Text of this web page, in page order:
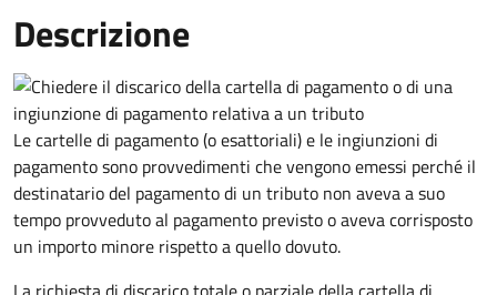
Descrizione
Le cartelle di pagamento (o esattoriali) e le ingiunzioni di
pagamento sono provvedimenti che vengono emessi perché il
destinatario del pagamento di un tributo non aveva a suo
tempo provveduto al pagamento previsto o aveva corrisposto
un importo minore rispetto a quello dovuto.